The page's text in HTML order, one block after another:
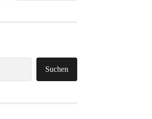
Suchen